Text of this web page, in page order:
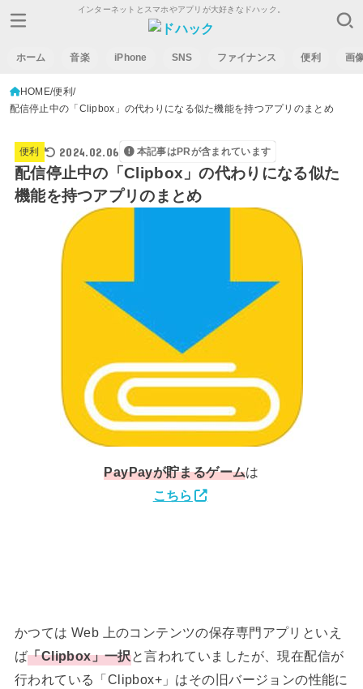
インターネットとスマホやアプリが大好きなドハック。
ホーム 音楽 iPhone SNS ファイナンス 便利 画
HOME 便利
配信停止中の「Clipbox」の代わりになる似た機能を持つアプリのまとめ
便利 2024.02.06 本記事はPRが含まれています
配信停止中の「Clipbox」の代わりになる似た
機能を持つアプリのまとめ
PayPayが貯まるゲームは
こちら
かつては Web 上のコンテンツの保存専門アプリといえ
ば「Clipbox」一択と言われていましたが、現在配信が
行われている「Clipbox+」はその旧バージョンの性能に